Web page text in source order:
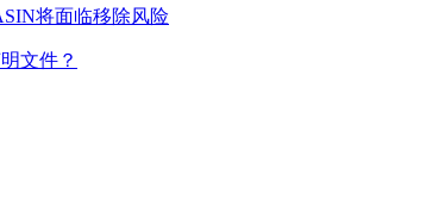
将面临移除风险
文件？